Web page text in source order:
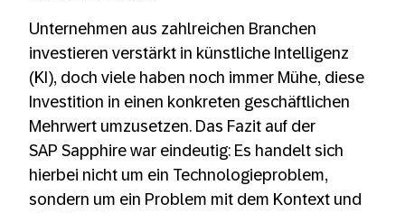
Unternehmen aus zahlreichen Branchen
investieren verstärkt in künstliche Intelligenz
(KI), doch viele haben noch immer Mühe, diese
Investition in einen konkreten geschäftlichen
Mehrwert umzusetzen. Das Fazit auf der
SAP Sapphire war eindeutig: Es handelt sich
hierbei nicht um ein Technologieproblem,
sondern um ein Problem mit dem Kontext und